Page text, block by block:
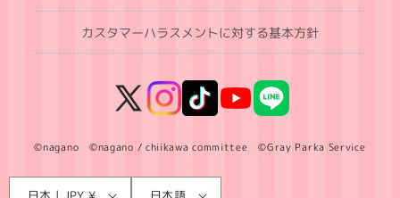
カスタマーハラスメントに対する基本方針
X
InstagramTikTokYouTubeLINE
©nagano ©nagano / chiikawa committee ©Gray Parka Service
国